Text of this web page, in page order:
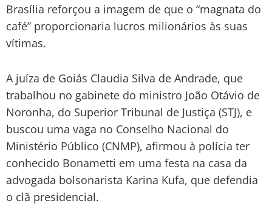
Brasília reforçou a imagem de que o “magnata do
café” proporcionaria lucros milionários às suas
vítimas.
A juíza de Goiás Claudia Silva de Andrade, que
trabalhou no gabinete do ministro João Otávio de
Noronha, do Superior Tribunal de Justiça (STJ), e
buscou uma vaga no Conselho Nacional do
Ministério Público (CNMP), afirmou à polícia ter
conhecido Bonametti em uma festa na casa da
advogada bolsonarista Karina Kufa, que defendia
o clã presidencial.